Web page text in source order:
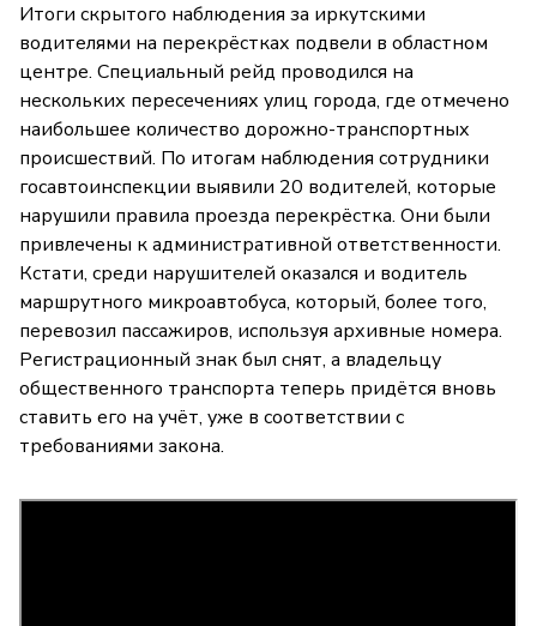
Итоги скрытого наблюдения за иркутскими
водителями на перекрёстках подвели в областном
центре. Специальный рейд проводился на
нескольких пересечениях улиц города, где отмечено
наибольшее количество дорожно-транспортных
происшествий. По итогам наблюдения сотрудники
госавтоинспекции выявили 20 водителей, которые
нарушили правила проезда перекрёстка. Они были
привлечены к административной ответственности.
Кстати, среди нарушителей оказался и водитель
маршрутного микроавтобуса, который, более того,
перевозил пассажиров, используя архивные номера.
Регистрационный знак был снят, а владельцу
общественного транспорта теперь придётся вновь
ставить его на учёт, уже в соответствии с
требованиями закона.